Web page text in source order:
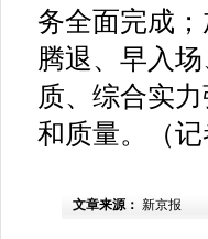
务全面完成
腾退、早入
质、综合实
和质量。（记
文章来源： 新京报